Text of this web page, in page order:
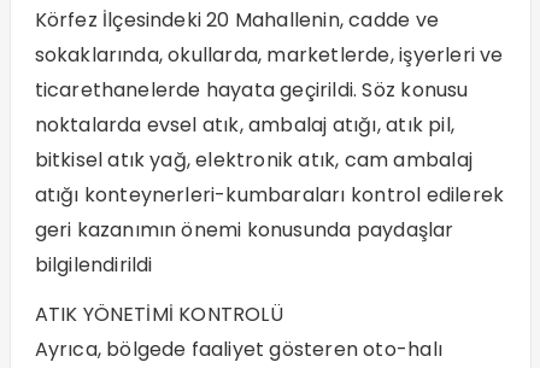
Körfez İlçesindeki 20 Mahallenin, cadde ve
sokaklarında, okullarda, marketlerde, işyerleri ve
ticarethanelerde hayata geçirildi. Söz konusu
noktalarda evsel atık, ambalaj atığı, atık pil,
bitkisel atık yağ, elektronik atık, cam ambalaj
atığı konteynerleri-kumbaraları kontrol edilerek
geri kazanımın önemi konusunda paydaşlar
bilgilendirildi
ATIK YÖNETİMİ KONTROLÜ
Ayrıca, bölgede faaliyet gösteren oto-halı